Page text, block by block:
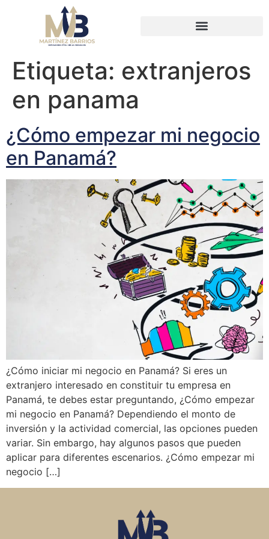
Etiqueta: extranjeros
en panama
¿Cómo empezar mi negocio
en Panamá?
¿Cómo iniciar mi negocio en Panamá? Si eres un
extranjero interesado en constituir tu empresa en
Panamá, te debes estar preguntando, ¿Cómo empezar
mi negocio en Panamá? Dependiendo el monto de
inversión y la actividad comercial, las opciones pueden
variar. Sin embargo, hay algunos pasos que pueden
aplicar para diferentes escenarios. ¿Cómo empezar mi
negocio […]